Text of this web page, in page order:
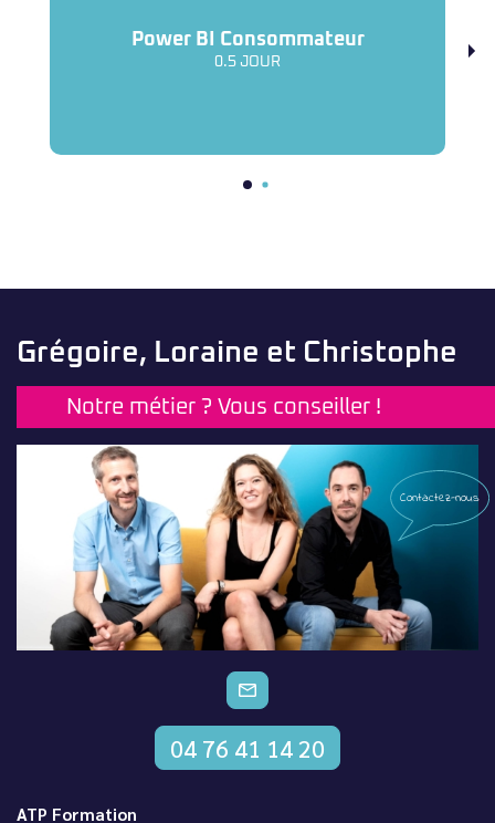
Power BI Consommateur
0.5 JOUR
Grégoire, Loraine et Christophe
Notre métier ? Vous conseiller !
Contactez-nous
CONTACTEZ-NOUS
04 76 41 14 20
ATP Formation